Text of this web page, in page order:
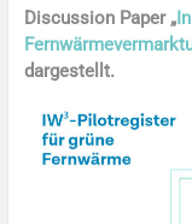
Discussion Paper „
dargestellt.